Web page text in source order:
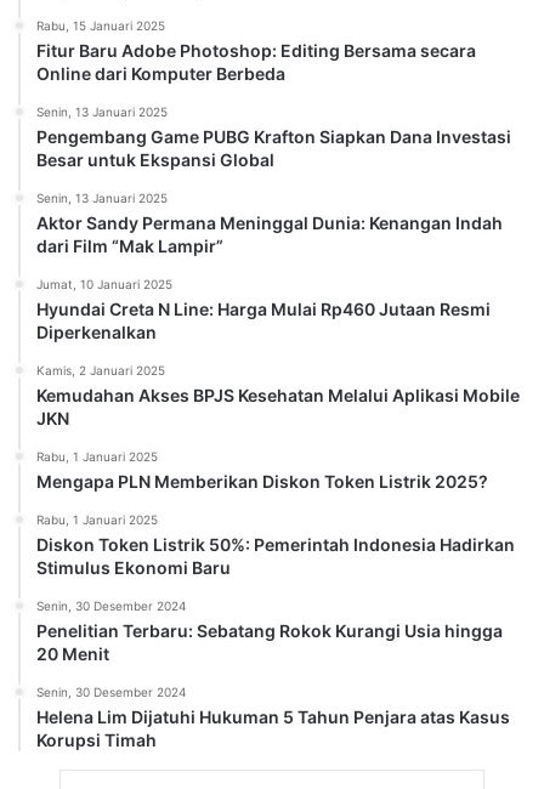
Rabu, 15 Januari 2025
Fitur Baru Adobe Photoshop: Editing Bersama secara
Online dari Komputer Berbeda
Senin, 13 Januari 2025
Pengembang Game PUBG Krafton Siapkan Dana Investasi
Besar untuk Ekspansi Global
Senin, 13 Januari 2025
Aktor Sandy Permana Meninggal Dunia: Kenangan Indah
dari Film “Mak Lampir”
Jumat, 10 Januari 2025
Hyundai Creta N Line: Harga Mulai Rp460 Jutaan Resmi
Diperkenalkan
Kamis, 2 Januari 2025
Kemudahan Akses BPJS Kesehatan Melalui Aplikasi Mobile
JKN
Rabu, 1 Januari 2025
Mengapa PLN Memberikan Diskon Token Listrik 2025?
Rabu, 1 Januari 2025
Diskon Token Listrik 50%: Pemerintah Indonesia Hadirkan
Stimulus Ekonomi Baru
Senin, 30 Desember 2024
Penelitian Terbaru: Sebatang Rokok Kurangi Usia hingga
20 Menit
Senin, 30 Desember 2024
Helena Lim Dijatuhi Hukuman 5 Tahun Penjara atas Kasus
Korupsi Timah